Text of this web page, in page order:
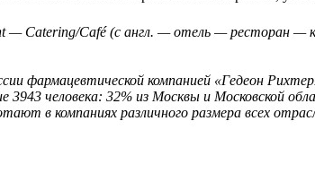
— Catering/Café (с англ. — отель — ресторан —
фармацевтической компанией «Гедеон
человека: 32% из Москвы и Московской
в компаниях различного размера всех